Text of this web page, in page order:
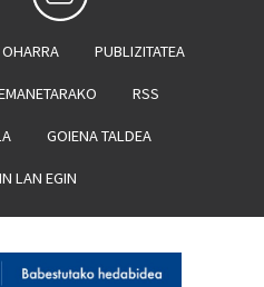
PUBLIZITATEA
RSS
GOIENA TALDEA
LAN EGIN